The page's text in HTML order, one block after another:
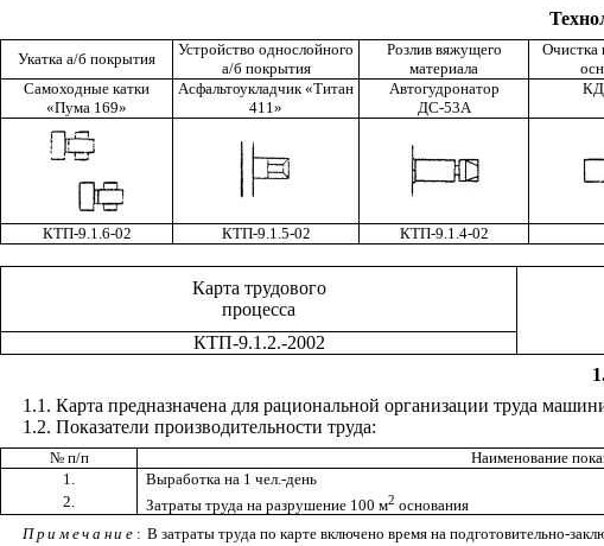
Укатка а/б покрытия
Устройство однослойного
а/б покрытия
Розлив вяжущего
материала
Очистка
Самоходные катки
«Пума 169»
Асфальтоукладчик «Титан
411»
Автогудронатор
ДС-53А
КТП-9.1.6-02 КТП-9.1.5-02 КТП-9.1.4-02
Карта трудового
процесса
КТП-9.1.2.-2002
1
1.1 . Карта предназначена для рациональной организации труда
1.2. Показатели производительности труда:
№ п/п Наименование
1.
Выработка на 1 чел.-день
2.
Затраты труда на разрушение 100 м2 основания
Примечание : В затраты труда по карте включено время на подготовительно-